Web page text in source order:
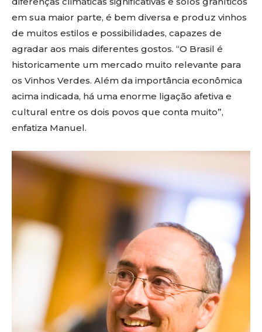
em sua maior parte, é bem diversa e produz vinhos
de muitos estilos e possibilidades, capazes de
agradar aos mais diferentes gostos. “O Brasil é
historicamente um mercado muito relevante para
os Vinhos Verdes. Além da importância econômica
acima indicada, há uma enorme ligação afetiva e
cultural entre os dois povos que conta muito”,
enfatiza Manuel.